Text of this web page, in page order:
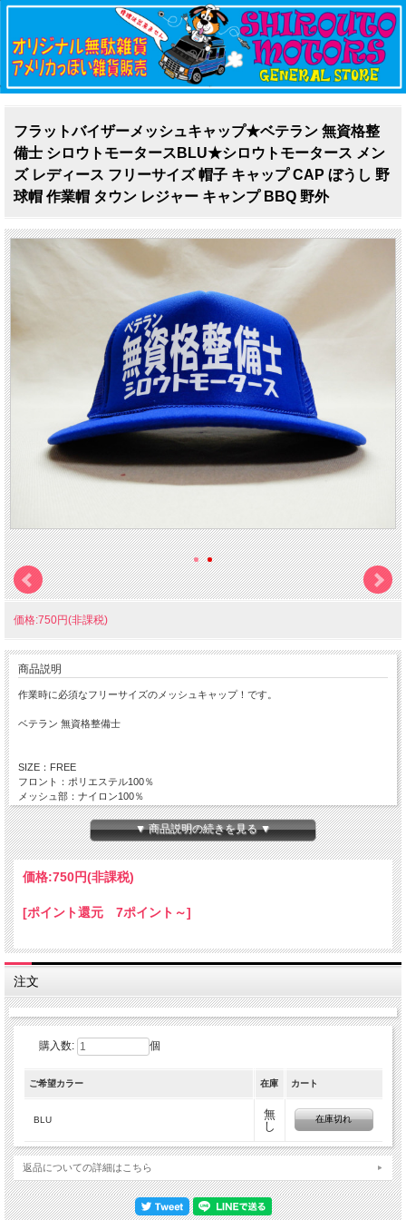
フラットバイザーメッシュキャップ★ベテラン 無資格整
備士 シロウトモータースBLU★シロウトモータース メン
ズ レディース フリーサイズ 帽子 キャップ CAP ぼうし 野
球帽 作業帽 タウン レジャー キャンプ BBQ 野外
価格:750円(非課税)
商品説明
作業時に必須なフリーサイズのメッシュキャップ！です。
ベテラン 無資格整備士
SIZE：FREE
フロント：ポリエステル100％
メッシュ部：ナイロン100％
▼ 商品説明の続きを見る ▼
価格:750円(非課税)
[ポイント還元 7ポイント～]
注文
購入数: 個
ご希望カラー 在庫 カート
BLU
無
し
在庫切れ
返品についての詳細はこちら